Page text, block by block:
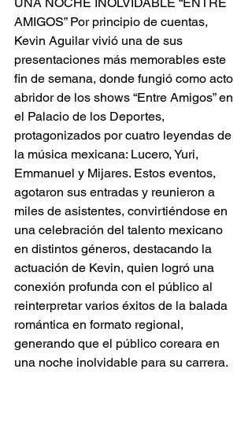
UNA NOCHE INOLVIDABLE “ENTRE
AMIGOS” Por principio de cuentas,
Kevin Aguilar vivió una de sus
presentaciones más memorables este
fin de semana, donde fungió como acto
abridor de los shows “Entre Amigos” en
el Palacio de los Deportes,
protagonizados por cuatro leyendas de
la música mexicana: Lucero, Yuri,
Emmanuel y Mijares. Estos eventos,
agotaron sus entradas y reunieron a
miles de asistentes, convirtiéndose en
una celebración del talento mexicano
en distintos géneros, destacando la
actuación de Kevin, quien logró una
conexión profunda con el público al
reinterpretar varios éxitos de la balada
romántica en formato regional,
generando que el público coreara en
una noche inolvidable para su carrera.